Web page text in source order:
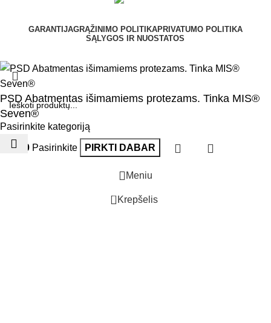
GARANTIJAGRĄŽINIMO POLITIKAPRIVATUMO POLITIKA
SĄLYGOS IR NUOSTATOS
Pasirinkite kategoriją
PSD Abatmentas išimamiems protezams. Tinka MIS®
Seven®
60.00 Pasirinkite PIRKTI DABAR
Meniu
0 Krepšelis